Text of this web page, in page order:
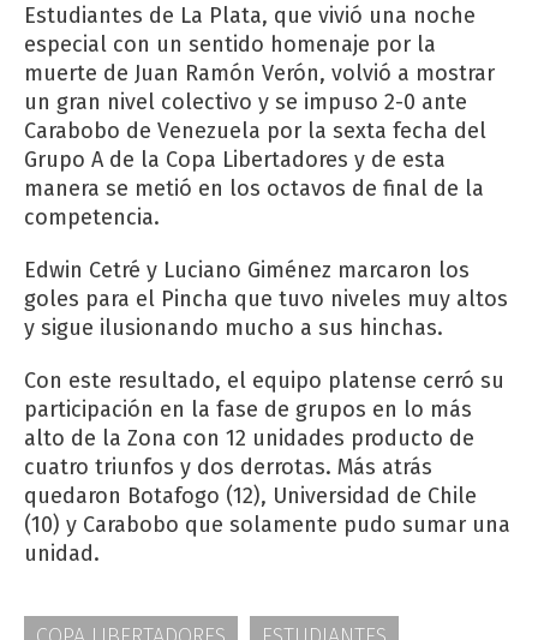
Estudiantes de La Plata, que vivió una noche
especial con un sentido homenaje por la
muerte de Juan Ramón Verón, volvió a mostrar
un gran nivel colectivo y se impuso 2-0 ante
Carabobo de Venezuela por la sexta fecha del
Grupo A de la Copa Libertadores y de esta
manera se metió en los octavos de final de la
competencia.
Edwin Cetré y Luciano Giménez marcaron los
goles para el Pincha que tuvo niveles muy altos
y sigue ilusionando mucho a sus hinchas.
Con este resultado, el equipo platense cerró su
participación en la fase de grupos en lo más
alto de la Zona con 12 unidades producto de
cuatro triunfos y dos derrotas. Más atrás
quedaron Botafogo (12), Universidad de Chile
(10) y Carabobo que solamente pudo sumar una
unidad.